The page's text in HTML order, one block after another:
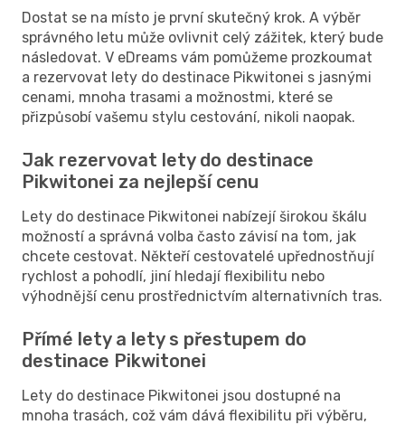
Dostat se na místo je první skutečný krok. A výběr
správného letu může ovlivnit celý zážitek, který bude
následovat. V eDreams vám pomůžeme prozkoumat
a rezervovat lety do destinace Pikwitonei s jasnými
cenami, mnoha trasami a možnostmi, které se
přizpůsobí vašemu stylu cestování, nikoli naopak.
Jak rezervovat lety do destinace
Pikwitonei za nejlepší cenu
Lety do destinace Pikwitonei nabízejí širokou škálu
možností a správná volba často závisí na tom, jak
chcete cestovat. Někteří cestovatelé upřednostňují
rychlost a pohodlí, jiní hledají flexibilitu nebo
výhodnější cenu prostřednictvím alternativních tras.
Přímé lety a lety s přestupem do
destinace Pikwitonei
Lety do destinace Pikwitonei jsou dostupné na
mnoha trasách, což vám dává flexibilitu při výběru,